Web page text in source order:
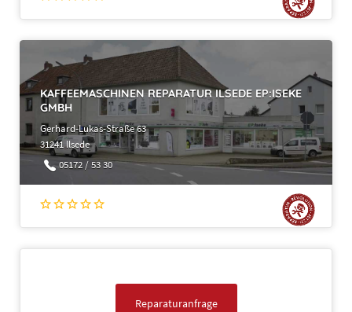
KAFFEEMASCHINEN REPARATUR ILSEDE EP:ISEKE
GMBH
Gerhard-Lukas-Straße 63
31241 Ilsede
05172 / 53 30
Reparaturanfrage